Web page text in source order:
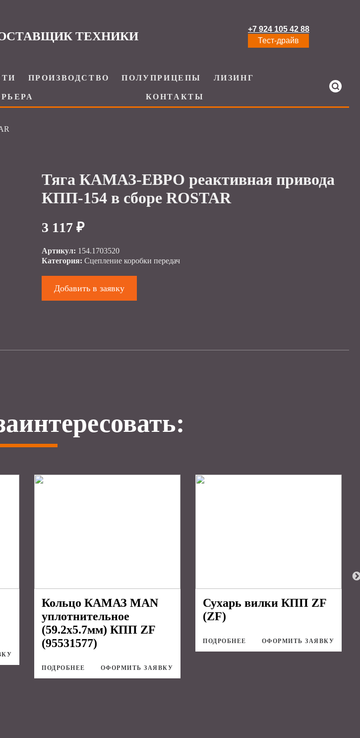
ТЕХНИКИ
+7 924 105 42 88
Тест-драйв
ПРОИЗВОДСТВО ПОЛУПРИЦЕПЫ ЛИЗИНГ
КОНТАКТЫ
Тяга КАМАЗ-ЕВРО реактивная привода
КПП-154 в сборе ROSTAR
3 117 ₽
Артикул: 154.1703520
Категория: Сцепление коробки передач
Добавить в заявку
Кольцо КАМАЗ MAN
уплотнительное
(59.2х5.7мм) КПП ZF
(95531577)
ПОДРОБНЕЕ ОФОРМИТЬ ЗАЯВКУ
Сухарь вилки КПП ZF
(ZF)
ПОДРОБНЕЕ ОФОРМИТЬ ЗАЯВКУ